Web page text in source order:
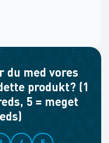
du med vores
produkt? (1
5 = meget